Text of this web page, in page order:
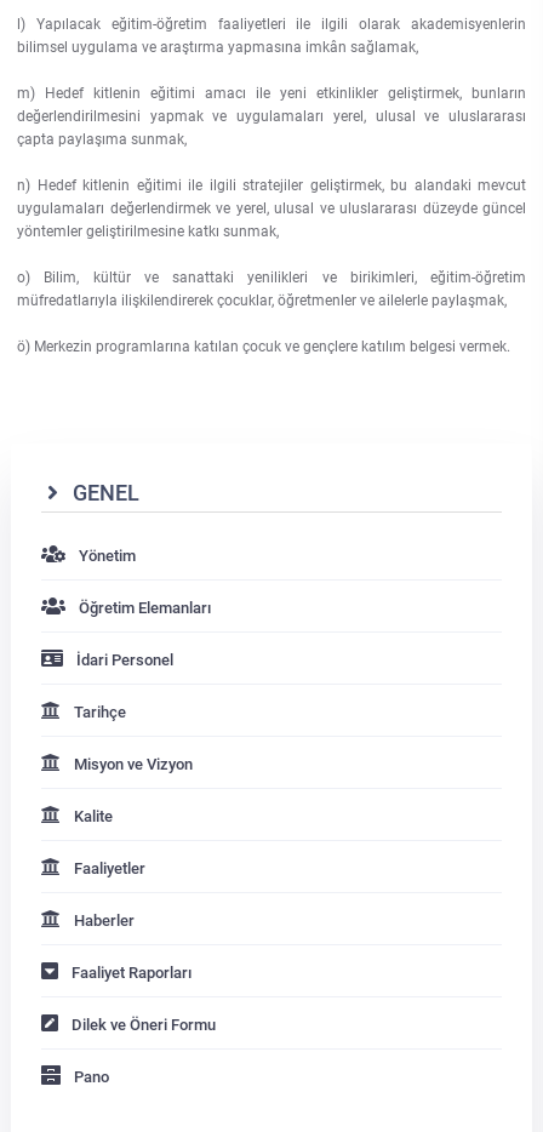
l) Yapılacak eğitim-öğretim faaliyetleri ile ilgili olarak akademisyenlerin
bilimsel uygulama ve araştırma yapmasına imkân sağlamak,
m) Hedef kitlenin eğitimi amacı ile yeni etkinlikler geliştirmek, bunların
değerlendirilmesini yapmak ve uygulamaları yerel, ulusal ve uluslararası
çapta paylaşıma sunmak,
n) Hedef kitlenin eğitimi ile ilgili stratejiler geliştirmek, bu alandaki mevcut
uygulamaları değerlendirmek ve yerel, ulusal ve uluslararası düzeyde güncel
yöntemler geliştirilmesine katkı sunmak,
o) Bilim, kültür ve sanattaki yenilikleri ve birikimleri, eğitim-öğretim
müfredatlarıyla ilişkilendirerek çocuklar, öğretmenler ve ailelerle paylaşmak,
ö) Merkezin programlarına katılan çocuk ve gençlere katılım belgesi vermek.
GENEL
Yönetim
Öğretim Elemanları
İdari Personel
Tarihçe
Misyon ve Vizyon
Kalite
Faaliyetler
Haberler
Faaliyet Raporları
Dilek ve Öneri Formu
Pano